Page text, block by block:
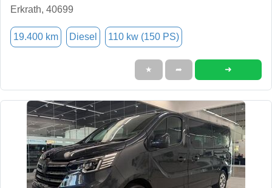
Erkrath, 40699
19.400 km Diesel 110 kw (150 PS)
★ ➦ ➜